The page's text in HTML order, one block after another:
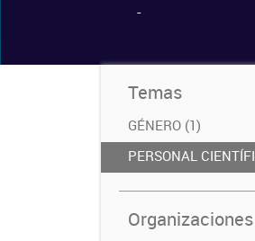
-
Temas
GÉNERO (1)
PERSONAL
Organizaciones